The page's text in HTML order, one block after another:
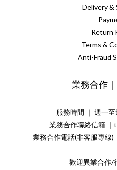
Delivery &
Return
Terms &
Anti-Fraud
業務合作
服務時間 ｜ 週一
業務合作聯絡信箱 ｜
業務合作電話(非客服專線
歡迎異業合作/